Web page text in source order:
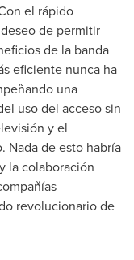
el rápido
de permitir
de la banda
eficiente nunca ha
una
uso del acceso sin
y el
Nada deesto habría
la colaboración
revolucionario de